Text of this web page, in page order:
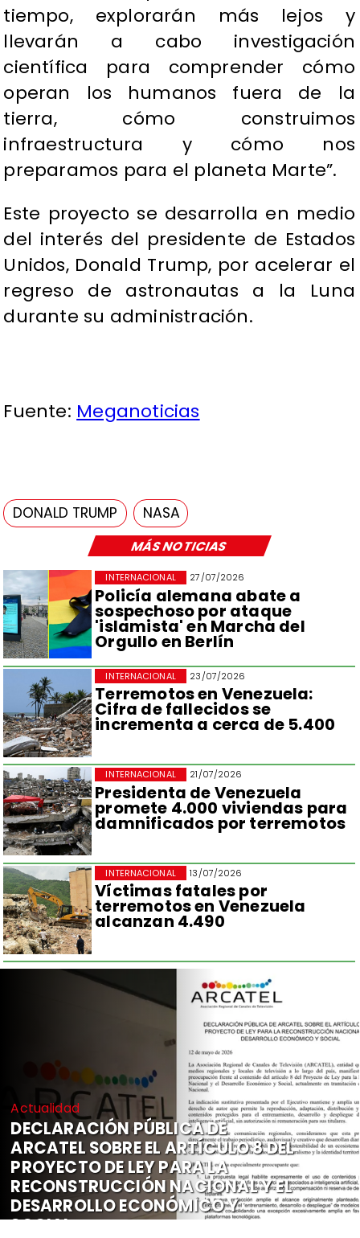
MÁS NOTICIAS
27/07/2026
Policía alemana abate a
sospechoso por ataque
'islamista' en Marcha del
Orgullo en Berlín
INTERNACIONAL
23/07/2026
Terremotos en Venezuela:
Cifra de fallecidos se
incrementa a cerca de 5.400
INTERNACIONAL
21/07/2026
Presidenta de Venezuela
promete 4.000 viviendas para
damnificados por terremotos
INTERNACIONAL
13/07/2026
Víctimas fatales por
terremotos en Venezuela
alcanzan 4.490
INTERNACIONAL
tiempo, explorarán más lejos y
llevarán a cabo investigación
científica para comprender cómo
operan los humanos fuera de la
tierra, cómo construimos
infraestructura y cómo nos
preparamos para el planeta Marte”.
Este proyecto se desarrolla en medio
del interés del presidente de Estados
Unidos, Donald Trump, por acelerar el
regreso de astronautas a la Luna
durante su administración.
Fuente: Meganoticias
DONALD TRUMP NASA
Actualidad
DECLARACIÓN PÚBLICA DE
ARCATEL SOBRE EL ARTÍCULO 8 DEL
PROYECTO DE LEY PARA LA
RECONSTRUCCIÓN NACIONAL Y EL
DESARROLLO ECONÓMICO Y
SOCIAL